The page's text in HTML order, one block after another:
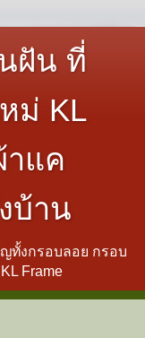
ฝัน ที่
ม่ KL
าแค
บ้าน
ทั้งกรอบลอย กรอบ
Frame